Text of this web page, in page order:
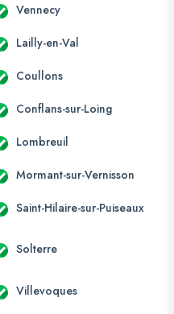
Vennecy
Lailly-en-Val
Coullons
Conflans-sur-Loing
Lombreuil
Mormant-sur-Vernisson
Saint-Hilaire-sur-Puiseaux
Solterre
Villevoques